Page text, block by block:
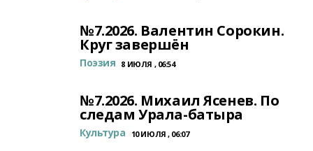
№7.2026. Валентин Сорокин.
Круг завершён
Поэзия 8 ИЮЛЯ , 06:54
№7.2026. Михаил Ясенев. По
следам Урала-батыра
Культура 10 ИЮЛЯ , 06:07